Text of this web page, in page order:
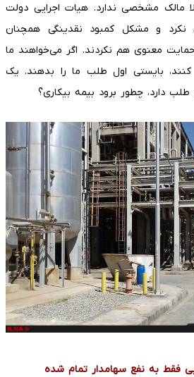
مالک مشخصی ندارد. هیات اجرایی دولت
و مشکل کمبود نقدینگی همچنان
حمایت معنوی هم نکردند. اگر می‌خواهند ما
کنند، بایستی اول طلب ما را بدهند. یک
فقط به نفع سهامدار تمام شده